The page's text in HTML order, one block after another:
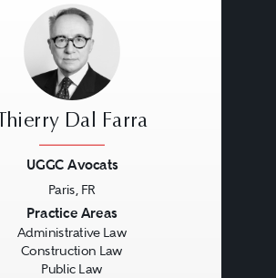
Thierry Dal Farra
UGGC Avocats
Paris, FR
Practice Areas
Administrative Law
Construction Law
Public Law